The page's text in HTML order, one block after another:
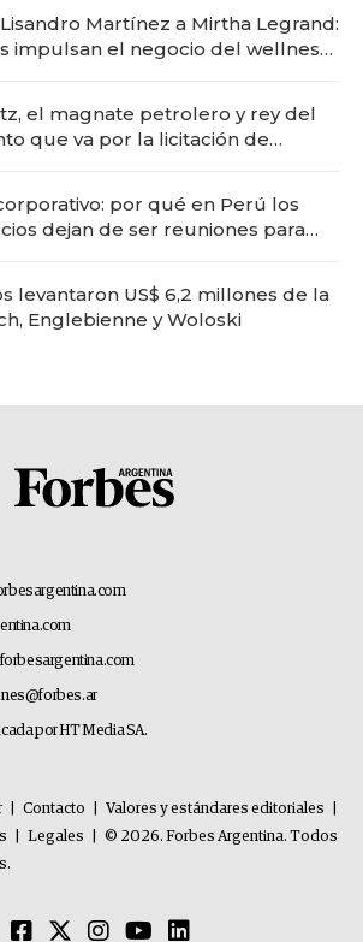
Martínez a Mirtha Legrand:
impulsan el negocio del wellness
el magnate petrolero y rey del
que va por la licitación de
por qué en Perú los
dejan de ser reuniones para
levantaron US$ 6,2 millones de la
Englebienne y Woloski
por HT Media SA.
Contacto Valores y estándares editoriales
Legales
© 2026. Forbes Argentina. Todos